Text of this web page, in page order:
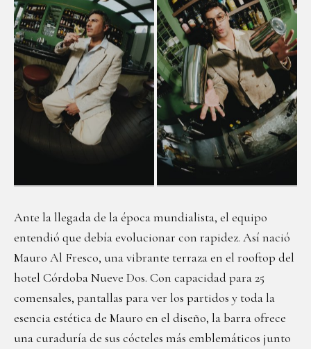
Ante la llegada de la época mundialista, el equipo
entendió que debía evolucionar con rapidez. Así nació
Mauro Al Fresco, una vibrante terraza en el rooftop del
hotel Córdoba Nueve Dos. Con capacidad para 25
comensales, pantallas para ver los partidos y toda la
esencia estética de Mauro en el diseño, la barra ofrece
una curaduría de sus cócteles más emblemáticos junto